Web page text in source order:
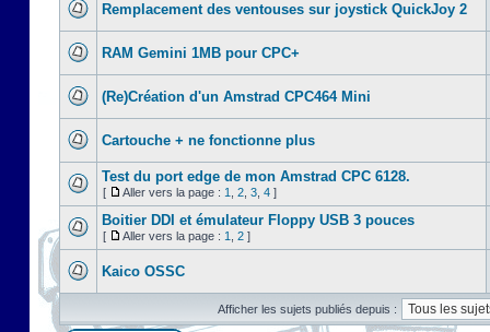
Remplacement des ventouses sur joystick QuickJoy 2
RAM Gemini 1MB pour CPC+
(Re)Création d'un Amstrad CPC464 Mini
Cartouche + ne fonctionne plus
Test du port edge de mon Amstrad CPC 6128.
[ Aller vers la page : 1 2 3 4 ]
Boitier DDI et émulateur Floppy USB 3 pouces
[ Aller vers la page : 1 2 ]
Kaico OSSC
Afficher les sujets publiés depuis :